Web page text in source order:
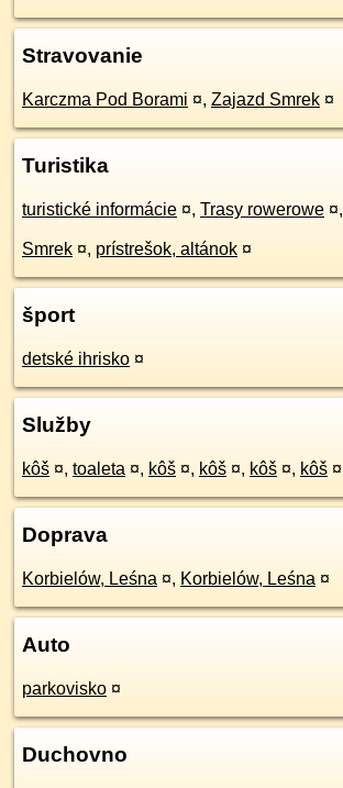
Stravovanie
Karczma Pod Borami ¤, Zajazd Smrek ¤
Turistika
turistické informácie ¤, Trasy rowerowe ¤,
Smrek ¤, prístrešok, altánok ¤
šport
detské ihrisko ¤
Služby
kôš ¤, toaleta ¤, kôš ¤, kôš ¤, kôš ¤, kôš ¤
Doprava
Korbielów, Leśna ¤, Korbielów, Leśna ¤
Auto
parkovisko ¤
Duchovno